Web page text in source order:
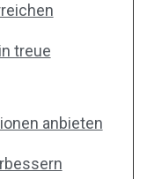
treue
anbieten